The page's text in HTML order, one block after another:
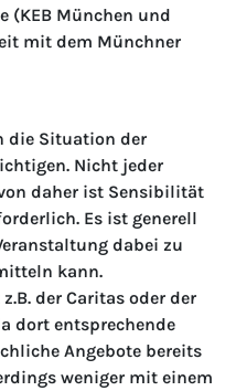
(KEB München und
mit dem Münchner
die Situation der
Nicht jeder
daher ist Sensibilität
Es ist generell
dabei zu
kann.
der Caritas oder der
dort entsprechende
Angebote bereits
weniger mit einem